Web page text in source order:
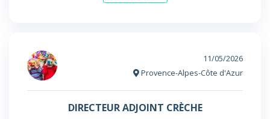
11/05/2026
Provence-Alpes-Côte d'Azur
DIRECTEUR ADJOINT CRÈCHE